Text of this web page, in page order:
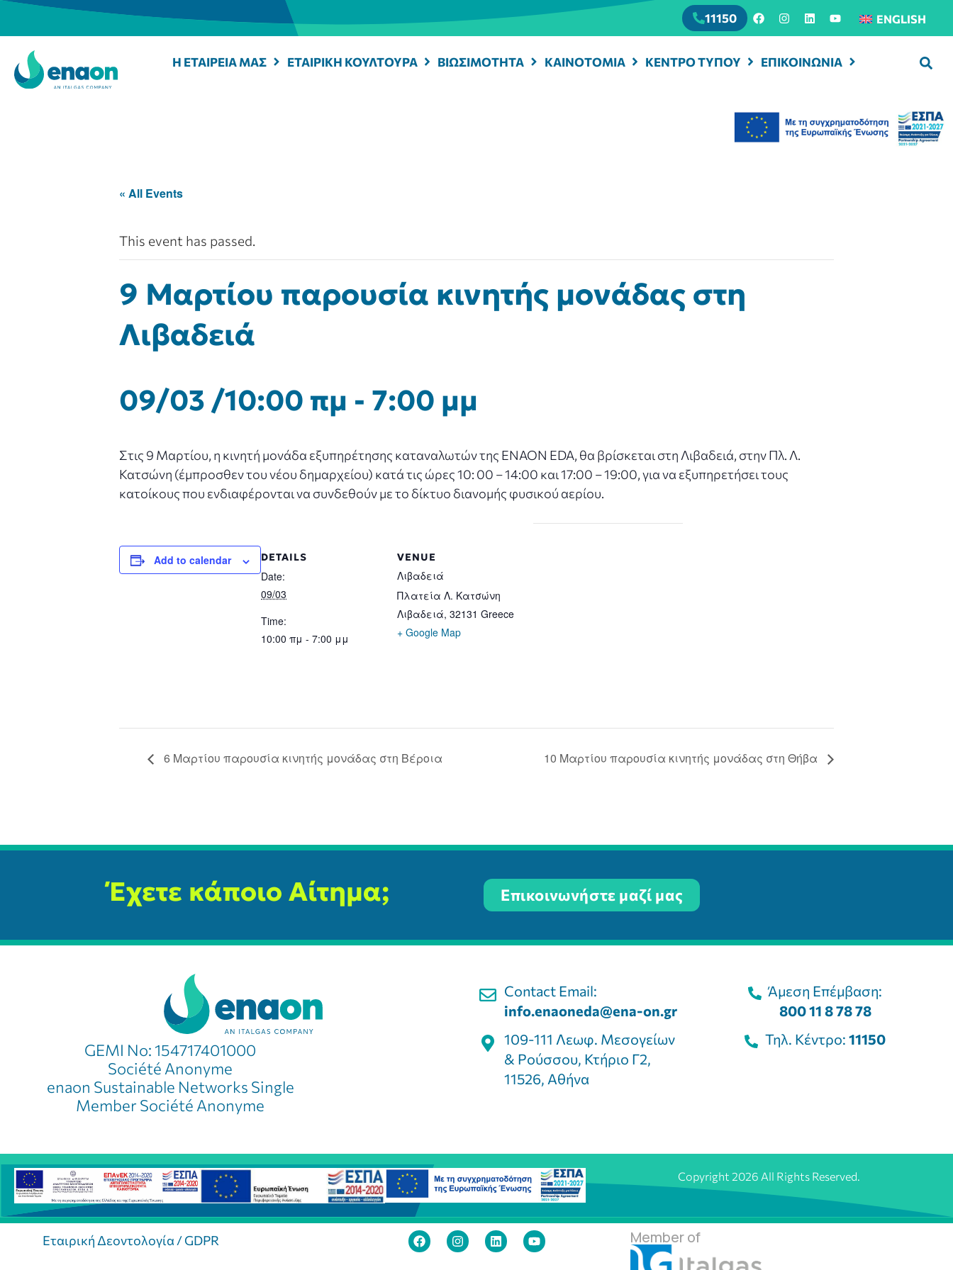
11150 ENGLISH
Η ΕΤΑΙΡΕΙΑ ΜΑΣ ΕΤΑΙΡΙΚΗ ΚΟΥΛΤΟΥΡΑ ΒΙΩΣΙΜΟΤΗΤΑ ΚΑΙΝΟΤΟΜΙΑ ΚΕΝΤΡΟ ΤΥΠΟΥ ΕΠΙΚΟΙΝΩΝΙΑ
« All Events
This event has passed.
9 Μαρτίου παρουσία κινητής μονάδας στη
Λιβαδειά
09/03 /10:00 πμ - 7:00 μμ
Στις 9 Μαρτίου, η κινητή μονάδα εξυπηρέτησης καταναλωτών της ENAON EDA, θα βρίσκεται στη Λιβαδειά, στην Πλ. Λ.
Κατσώνη (έμπροσθεν του νέου δημαρχείου) κατά τις ώρες 10: 00 – 14:00 και 17:00 – 19:00, για να εξυπηρετήσει τους
κατοίκους που ενδιαφέρονται να συνδεθούν με το δίκτυο διανομής φυσικού αερίου.
Add to calendar DETAILS
Date:
09/03
Time:
10:00 πμ - 7:00 μμ
VENUE
Λιβαδειά
Πλατεία Λ. Κατσώνη
Λιβαδειά, 32131 Greece
+ Google Map
6 Μαρτίου παρουσία κινητής μονάδας στη Βέροια 10 Μαρτίου παρουσία κινητής μονάδας στη Θήβα
Έχετε κάποιο Αίτημα; Επικοινωνήστε μαζί μας
Contact Email:
info.enaoneda@ena-on.gr
109-111 Λεωφ. Μεσογείων
& Ρούσσου, Κτήριο Γ2,
11526, Αθήνα
GEMI No: 154717401000
Société Anonyme
enaon Sustainable Networks Single
Member Société Anonyme
Άμεση Επέμβαση:
800 11 8 78 78
Τηλ. Κέντρο: 11150
Copyright 2026 All Rights Reserved.
Εταιρική Δεοντολογία / GDPR Member of